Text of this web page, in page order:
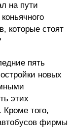
на пути
которые стоят
пять
новых
этих
Кроме того,
фирмы